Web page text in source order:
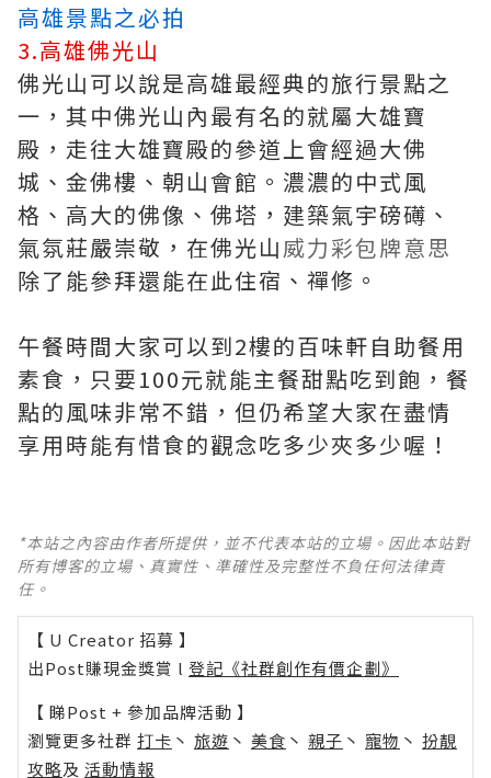
高雄景點之必拍
3.高雄佛光山
佛光山可以說是高雄最經典的旅行景點之
一，其中佛光山內最有名的就屬大雄寶
殿，走往大雄寶殿的參道上會經過大佛
城、金佛樓、朝山會館。濃濃的中式風
格、高大的佛像、佛塔，建築氣宇磅礡、
氣氛莊嚴崇敬，在佛光山威力彩包牌意思
除了能參拜還能在此住宿、禪修。
午餐時間大家可以到2樓的百味軒自助餐用
素食，只要100元就能主餐甜點吃到飽，餐
點的風味非常不錯，但仍希望大家在盡情
享用時能有惜食的觀念吃多少夾多少喔！
*本站之內容由作者所提供，並不代表本站的立場。因此本站對
所有博客的立場、真實性、準確性及完整性不負任何法律責
任。
【 U Creator 招募 】
出Post賺現金獎賞 l 登記《社群創作有價企劃》
【 睇Post + 參加品牌活動 】
瀏覽更多社群 打卡 丶 旅遊 丶 美食 丶 親子 丶 寵物 丶 扮靚
攻略及 活動情報